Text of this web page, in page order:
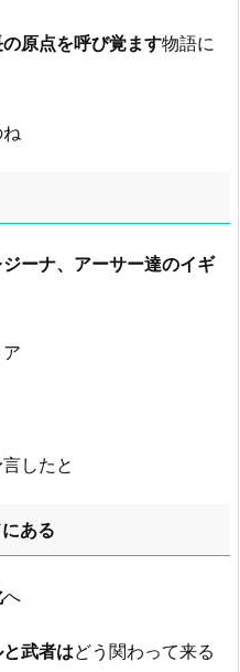
原点を呼び覚ます物語に
ーナ、アーサー達のイギ
したと
ある
へ
武者はどう関わって来る